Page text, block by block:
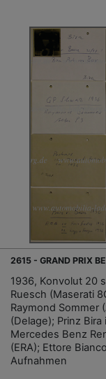
2615 - GRAND PRIX
1936, Konvolut 20
Ruesch (Maserati
Raymond Sommer
(Delage); Prinz
Mercedes Benz
(ERA); Ettore
Aufnahmen